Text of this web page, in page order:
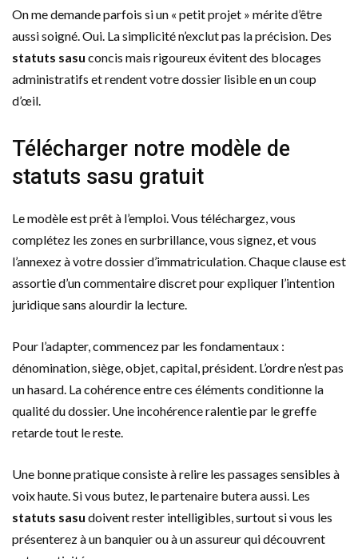
On me demande parfois si un « petit projet » mérite d’être
aussi soigné. Oui. La simplicité n’exclut pas la précision. Des
statuts sasu concis mais rigoureux évitent des blocages
administratifs et rendent votre dossier lisible en un coup
d’œil.
Télécharger notre modèle de
statuts sasu gratuit
Le modèle est prêt à l’emploi. Vous téléchargez, vous
complétez les zones en surbrillance, vous signez, et vous
l’annexez à votre dossier d’immatriculation. Chaque clause est
assortie d’un commentaire discret pour expliquer l’intention
juridique sans alourdir la lecture.
Pour l’adapter, commencez par les fondamentaux :
dénomination, siège, objet, capital, président. L’ordre n’est pas
un hasard. La cohérence entre ces éléments conditionne la
qualité du dossier. Une incohérence ralentie par le greffe
retarde tout le reste.
Une bonne pratique consiste à relire les passages sensibles à
voix haute. Si vous butez, le partenaire butera aussi. Les
statuts sasu doivent rester intelligibles, surtout si vous les
présenterez à un banquier ou à un assureur qui découvrent